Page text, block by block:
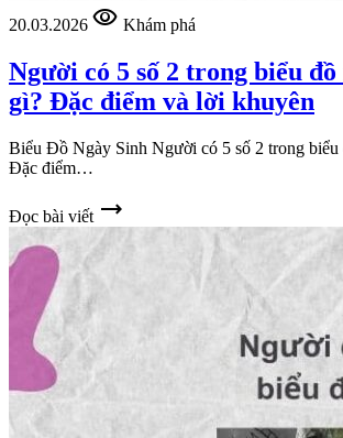
20.03.2026 visibility Khám phá
Người có 5 số 2 trong biểu
gì? Đặc điểm và lời khuyên
Biểu Đồ Ngày Sinh Người có 5 số 2 trong biểu
Đặc điểm…
Đọc bài viết trending_flat